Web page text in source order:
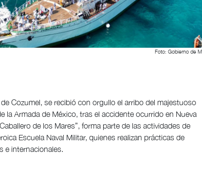
Foto: Gobierno de
Cozumel, se recibió con orgullo el arribo del majestuoso
la Armada de México, tras el accidente ocurrido en Nueva
de los Mares”, forma parte de las actividades de
Escuela Naval Militar, quienes realizan prácticas de
e internacionales.